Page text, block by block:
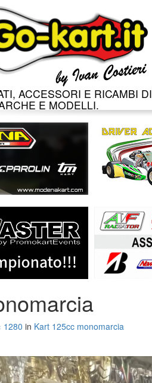
ACCESSORI E RICAMBI DI
E MODELLI.
1280 in Kart 125cc monomarcia